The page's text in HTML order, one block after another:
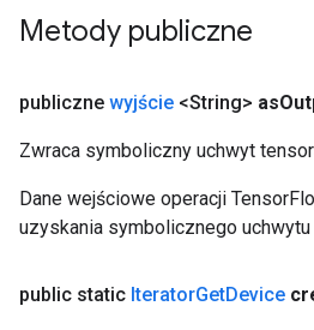
Metody publiczne
publiczne wyjście <String> as
Zwraca symboliczny uchwyt
Dane wejściowe operacji
uzyskania symbolicznego
public static IteratorGetDevice